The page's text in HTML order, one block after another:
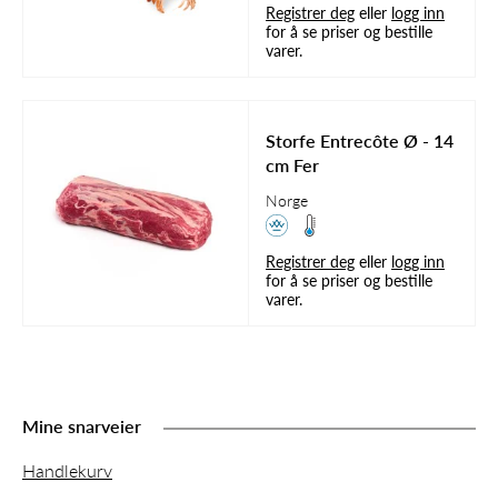
Registrer deg eller logg inn
for å se priser og bestille
varer.
Storfe Entrecôte Ø - 14
cm Fer
Norge
Registrer deg eller logg inn
for å se priser og bestille
varer.
Mine snarveier
Handlekurv